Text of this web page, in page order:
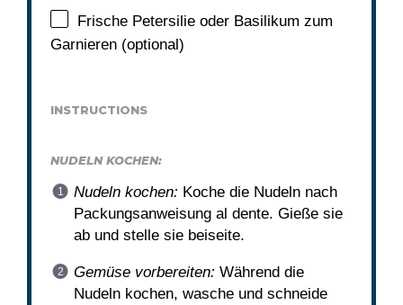
Frische Petersilie oder Basilikum zum
Garnieren (optional)
INSTRUCTIONS
NUDELN KOCHEN:
Nudeln kochen: Koche die Nudeln nach
Packungsanweisung al dente. Gieße sie
ab und stelle sie beiseite.
Gemüse vorbereiten: Während die
Nudeln kochen, wasche und schneide